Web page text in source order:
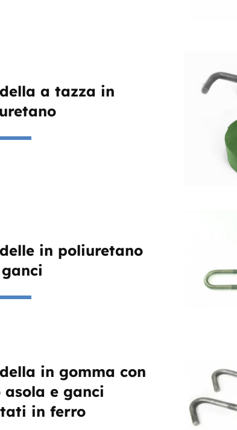
a tazza in
in poliuretano
in gomma con
asola e ganci
in ferro